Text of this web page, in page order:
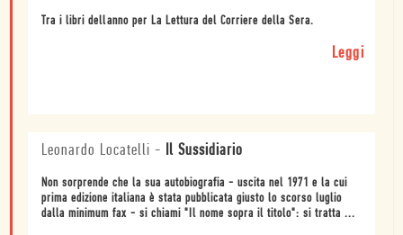
Tra i libri dellanno per La Lettura del Corriere della Sera.
Leggi
Leonardo Locatelli - Il Sussidiario
Non sorprende che la sua autobiografia - uscita nel 1971 e la cui
prima edizione italiana è stata pubblicata giusto lo scorso luglio
dalla minimum fax - si chiami "Il nome sopra il titolo": si tratta ...